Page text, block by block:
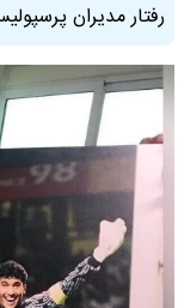
رفتار مدیران